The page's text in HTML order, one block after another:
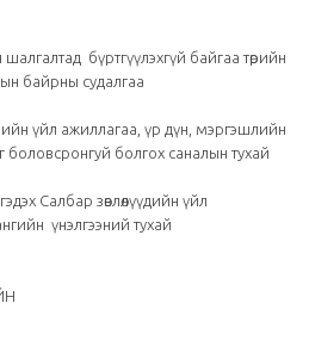
бүртгүүлэхгүй байгаа төрийн
байрны судалгаа
үйл ажиллагаа, үр дүн, мэргэшлийн
боловсронгуй болгох саналын тухай
Салбар зөвлөлүүдийн үйл
үнэлгээний тухай